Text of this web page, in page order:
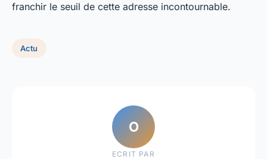
franchir le seuil de cette adresse incontournable.
Actu
O
ECRIT PAR